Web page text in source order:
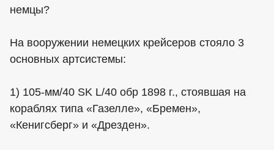
немцы?
На вооружении немецких крейсеров стояло 3
основных артсистемы:
1) 105-мм/40 SK L/40 обр 1898 г., стоявшая на
кораблях типа «Газелле», «Бремен»,
«Кенигсберг» и «Дрезден».